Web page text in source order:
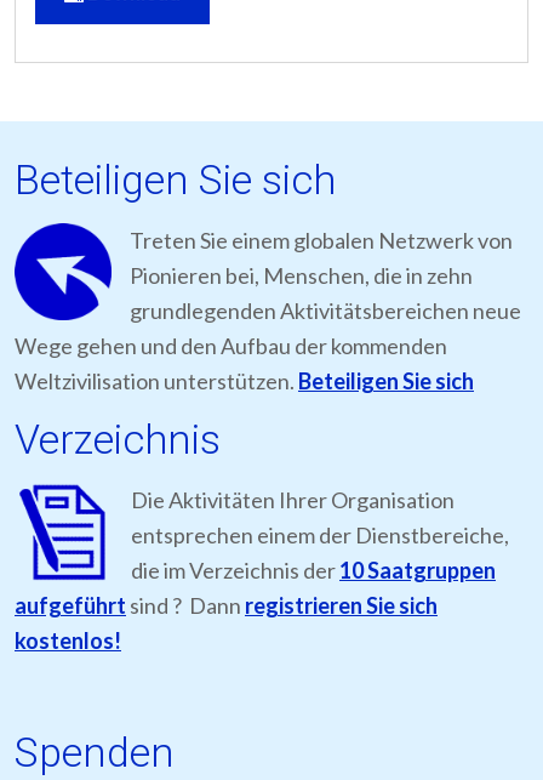
Beteiligen Sie sich
Treten Sie einem globalen Netzwerk von
Pionieren bei, Menschen, die in zehn
grundlegenden Aktivitätsbereichen neue
Wege gehen und den Aufbau der kommenden
Weltzivilisation unterstützen. Beteiligen Sie sich
Verzeichnis
Die Aktivitäten Ihrer Organisation
entsprechen einem der Dienstbereiche,
die im Verzeichnis der10 Saatgruppen
aufgeführt sind ? Dann registrieren Sie sich
kostenlos!
Spenden